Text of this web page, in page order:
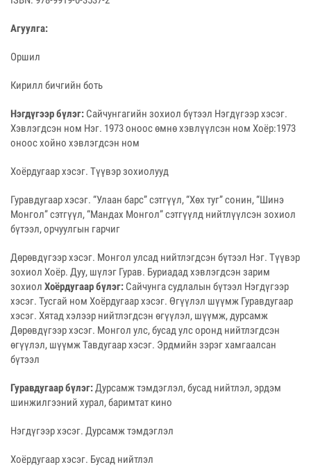
Агуулга:
Оршил
Кирилл бичгийн боть
Нэгдүгээр бүлэг: Сайчунгагийн зохиол бүтээл Нэгдүгээр хэсэг.
Хэвлэгдсэн ном Нэг. 1973 оноос өмнө хэвлүүлсэн ном Хоёр:1973
оноос хойно хэвлэгдсэн ном
Хоёрдугаар хэсэг. Түүвэр зохиолууд
Гуравдугаар хэсэг. “Улаан барс” сэтгүүл, “Хөх туг” сонин, “Шинэ
Монгол” сэтгүүл, “Мандах Монгол” сэтгүүлд нийтлүүлсэн зохиол
бүтээл, орчуулгын гарчиг
Дөрөвдүгээр хэсэг. Монгол улсад нийтлэгдсэн бүтээл Нэг. Түүвэр
зохиол Хоёр. Дуу, шүлэг Гурав. Буриадад хэвлэгдсэн зарим
зохиол Хоёрдугаар бүлэг: Сайчунга судлалын бүтээл Нэгдүгээр
хэсэг. Тусгай ном Хоёрдугаар хэсэг. Өгүүлэл шүүмж Гуравдугаар
хэсэг. Хятад хэлээр нийтлэгдсэн өгүүлэл, шүүмж, дурсамж
Дөрөвдүгээр хэсэг. Монгол улс, бусад улс оронд нийтлэгдсэн
өгүүлэл, шүүмж Тавдугаар хэсэг. Эрдмийн зэрэг хамгаалсан
бүтээл
Гуравдугаар бүлэг:Дурсамж тэмдэглэл, бусад нийтлэл, эрдэм
шинжилгээний хурал, баримтат кино
Нэгдүгээр хэсэг. Дурсамж тэмдэглэл
Хоёрдугаар хэсэг. Бусад нийтлэл